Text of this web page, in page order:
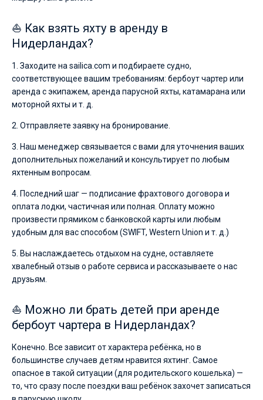
⛵ Как взять яхту в аренду в
Нидерландах?
1. Заходите на sailica.com и подбираете судно,
соответствующее вашим требованиям: бербоут чартер или
аренда с экипажем, аренда парусной яхты, катамарана или
моторной яхты и т. д.
2. Отправляете заявку на бронирование.
3. Наш менеджер связывается с вами для уточнения ваших
дополнительных пожеланий и консультирует по любым
яхтенным вопросам.
4. Последний шаг — подписание фрахтового договора и
оплата лодки, частичная или полная. Оплату можно
произвести прямиком с банковской карты или любым
удобным для вас способом (SWIFT, Western Union и т. д.)
5. Вы наслаждаетесь отдыхом на судне, оставляете
хвалебный отзыв о работе сервиса и рассказываете о нас
друзьям.
⛵ Можно ли брать детей при аренде
бербоут чартера в Нидерландах?
Конечно. Все зависит от характера ребёнка, но в
большинстве случаев детям нравится яхтинг. Самое
опасное в такой ситуации (для родительского кошелька) —
то, что сразу после поездки ваш ребёнок захочет записаться